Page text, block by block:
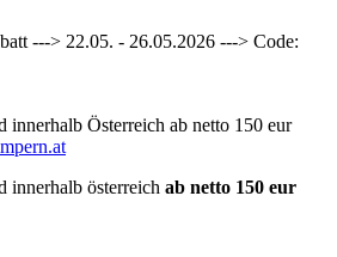
---> 22.05. - 26.05.2026 ---> Code:
innerhalb Österreich ab netto 150 eur
innerhalb österreich ab netto 150 eur